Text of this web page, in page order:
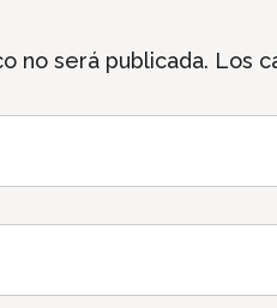
no será publicada. Los